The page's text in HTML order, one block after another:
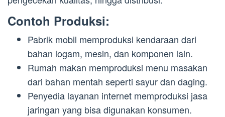
Contoh Produksi:
Pabrik mobil memproduksi kendaraan dari
bahan logam, mesin, dan komponen lain.
Rumah makan memproduksi menu masakan
dari bahan mentah seperti sayur dan daging.
Penyedia layanan internet memproduksi jasa
jaringan yang bisa digunakan konsumen.